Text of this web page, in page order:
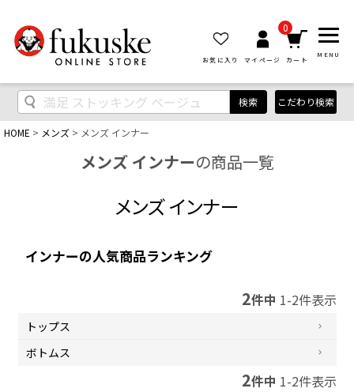
お気に入り マイページ
0
カート
MENU
検索 こだわり検索
HOME メンズ メンズ インナー
メンズ インナーの商品一覧
メンズ インナー
インナーの人気商品ランキング
2件中 1-2件表示
トップス
ボトムス
2件中 1-2件表示